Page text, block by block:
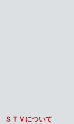
ＳＴＶについて